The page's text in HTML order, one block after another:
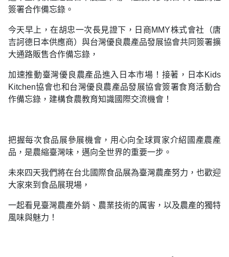
簽署合作備忘錄。
今天早上，在胡忠一次長見證下，日商MMY株式會社（唐
吉訶德日本供應商）與台灣優良農產品發展協會共同簽署擴
大通路販售合作備忘錄，
加速推動臺灣優良農產品進入日本市場！接著，日本Kids
Kitchen協會也和台灣優良農產品發展協會簽署食育活動合
作備忘錄，建構食農教育知識國際交流機會！
把握每次食品展參展機會，用心向全球買家介紹國產農產
品，是農縮臺灣味，邁向全世界的重要一步。
未來四天我們將在台北國際食品展為臺灣農產努力，也歡迎
大家來到食品展現場，
一起看見臺灣農產外銷、農業技術的厲害，以及農產的獨特
風味與魅力！